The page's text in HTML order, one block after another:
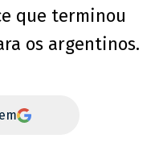
que terminou
os argentinos.